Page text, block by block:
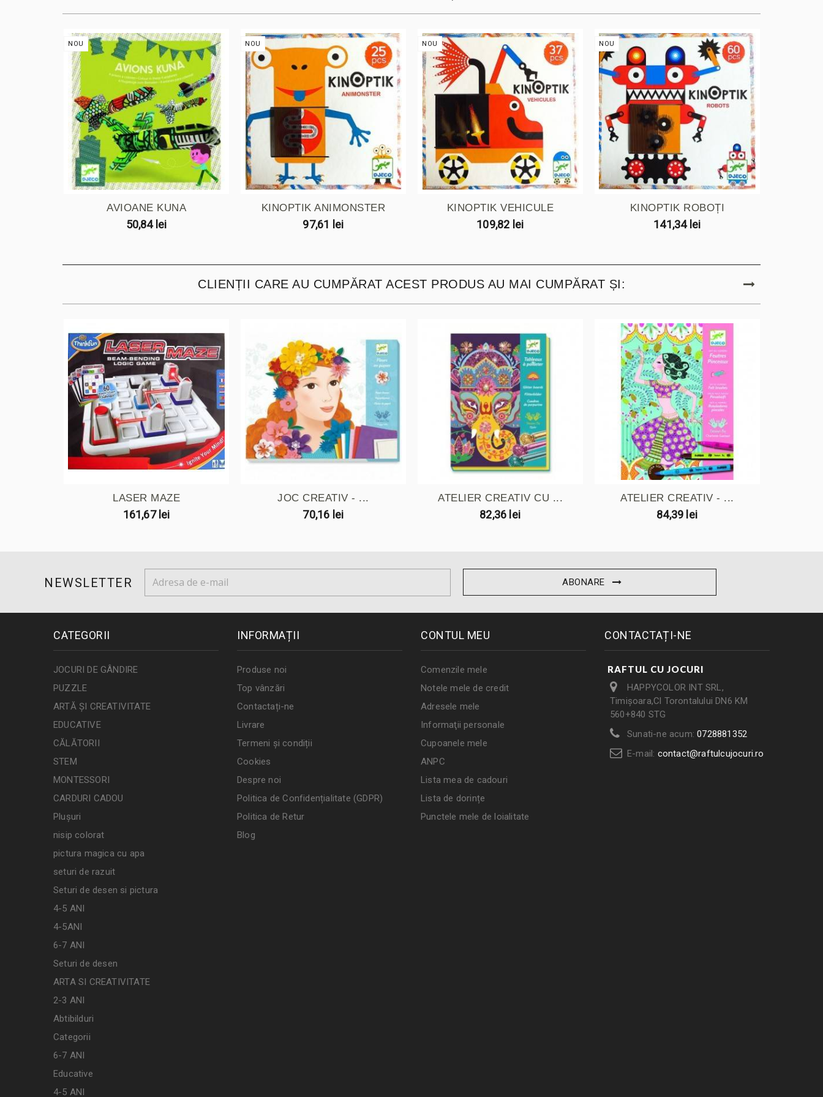
NOU
AVIOANE KUNA
50,84 lei
NOU
KINOPTIK ANIMONSTER
97,61 lei
NOU
KINOPTIK VEHICULE
109,82 lei
NOU
KINOPTIK ROBOȚI
141,34 lei
CLIENȚII CARE AU CUMPĂRAT ACEST PRODUS AU MAI CUMPĂRAT ȘI:
LASER MAZE
161,67 lei
JOC CREATIV - ...
70,16 lei
ATELIER CREATIV CU ...
82,36 lei
ATELIER CREATIV - ...
84,39 lei
NEWSLETTER ABONARE
CATEGORII
JOCURI DE GÂNDIRE
PUZZLE
ARTĂ ȘI CREATIVITATE
EDUCATIVE
CĂLĂTORII
STEM
MONTESSORI
CARDURI CADOU
Plușuri
nisip colorat
pictura magica cu apa
seturi de razuit
Seturi de desen si pictura
4-5 ANI
4-5ANI
6-7 ANI
Seturi de desen
ARTA SI CREATIVITATE
2-3 ANI
Abtibilduri
Categorii
6-7 ANI
Educative
4-5 ANI
INFORMAȚII
Produse noi
Top vânzări
Contactați-ne
Livrare
Termeni și condiții
Cookies
Despre noi
Politica de Confidențialitate (GDPR)
Politica de Retur
Blog
CONTUL MEU
Comenzile mele
Notele mele de credit
Adresele mele
Informaţii personale
Cupoanele mele
ANPC
Lista mea de cadouri
Lista de dorințe
Punctele mele de loialitate
CONTACTAȚI-NE
RAFTUL CU JOCURI
HAPPYCOLOR INT SRL,
Timișoara,Cl Torontalului DN6 KM
560+840 STG
Sunati-ne acum:0728881352
E-mail: contact@raftulcujocuri.ro